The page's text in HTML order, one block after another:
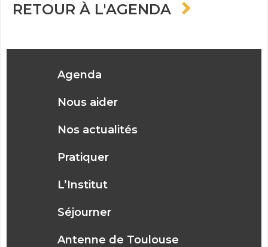
RETOUR À L'AGENDA
Agenda
Nous aider
Nos actualités
Pratiquer
L’Institut
Séjourner
Antenne de Toulouse